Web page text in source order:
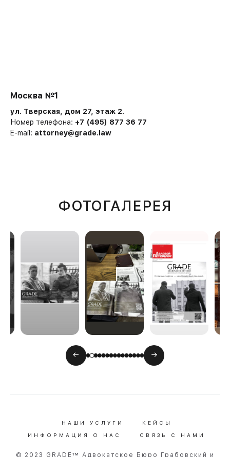
Москва №1
ул. Тверская, дом 27, этаж 2.
Номер телефона: +7 (495) 877 36 77
E-mail: attorney@grade.law
ФОТОГАЛЕРЕЯ
← →
НАШИ УСЛУГИ
КЕЙСЫ
ИНФОРМАЦИЯ О НАС
СВЯЗЬ С НАМИ
© 2023 GRADE™ Адвокатское Бюро Грабовский и